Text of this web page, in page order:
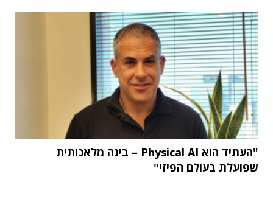
"העתיד הוא Physical AI – בינה מלאכותית
שפועלת בעולם הפיזי"